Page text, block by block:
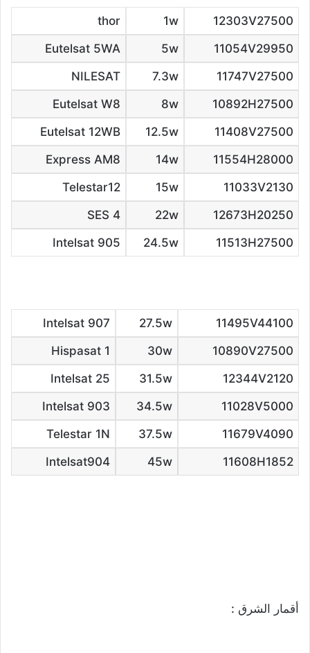
12303V27500
1w
thor
11054V29950
5w
Eutelsat 5WA
11747V27500
7.3w
NILESAT
10892H27500
8w
Eutelsat W8
11408V27500
12.5w
Eutelsat 12WB
11554H28000
14w
Express AM8
11033V2130
15w
Telestar12
12673H20250
22w
SES 4
11513H27500
24.5w
Intelsat 905
11495V44100
27.5w
Intelsat 907
10890V27500
30w
Hispasat 1
12344V2120
31.5w
Intelsat 25
11028V5000
34.5w
Intelsat 903
11679V4090
37.5w
Telestar 1N
11608H1852
45w
Intelsat904
أقمار الشرق :